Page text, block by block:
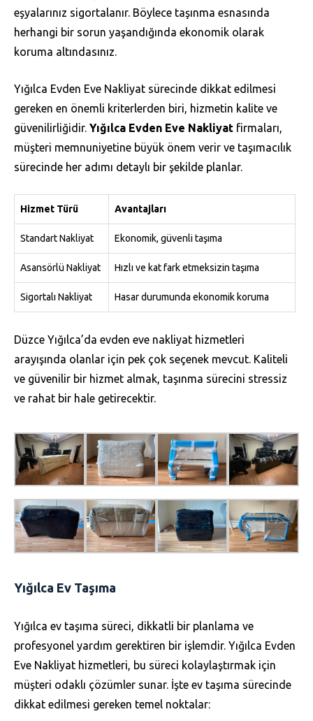
eşyalarınız sigortalanır. Böylece taşınma esnasında
herhangi bir sorun yaşandığında ekonomik olarak
koruma altındasınız.
Yığılca Evden Eve Nakliyat sürecinde dikkat edilmesi
gereken en önemli kriterlerden biri, hizmetin kalite ve
güvenilirliğidir. Yığılca Evden Eve Nakliyat firmaları,
müşteri memnuniyetine büyük önem verir ve taşımacılık
sürecinde her adımı detaylı bir şekilde planlar.
Hizmet Türü Avantajları
Standart Nakliyat Ekonomik, güvenli taşıma
Asansörlü Nakliyat Hızlı ve kat fark etmeksizin taşıma
Sigortalı Nakliyat Hasar durumunda ekonomik koruma
Düzce Yığılca’da evden eve nakliyat hizmetleri
arayışında olanlar için pek çok seçenek mevcut. Kaliteli
ve güvenilir bir hizmet almak, taşınma sürecini stressiz
ve rahat bir hale getirecektir.
Yığılca Ev Taşıma
Yığılca ev taşıma süreci, dikkatli bir planlama ve
profesyonel yardım gerektiren bir işlemdir. Yığılca Evden
Eve Nakliyat hizmetleri, bu süreci kolaylaştırmak için
müşteri odaklı çözümler sunar. İşte ev taşıma sürecinde
dikkat edilmesi gereken temel noktalar: